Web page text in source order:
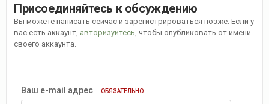
Присоединяйтесь к обсуждению
Вы можете написать сейчас и зарегистрироваться позже. Если у
вас есть аккаунт, авторизуйтесь , чтобы опубликовать от имени
своего аккаунта.
Ваш e-mail адрес ОБЯЗАТЕЛЬНО